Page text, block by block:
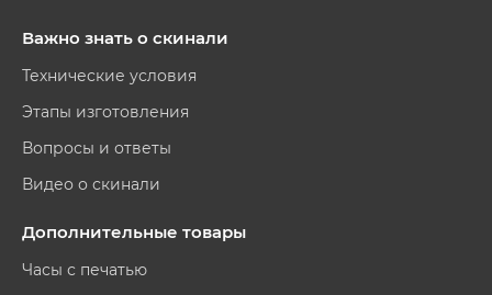
Важно знать о скинали
Технические условия
Этапы изготовления
Вопросы и ответы
Видео о скинали
Дополнительные товары
Часы с печатью